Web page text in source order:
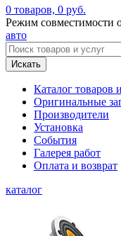
0 товаров, 0 руб.
Режим совместимости
авто
Искать
Каталог товаров
Оригинальные
Производители
Установка
События
Галерея работ
Оплата и возврат
каталог